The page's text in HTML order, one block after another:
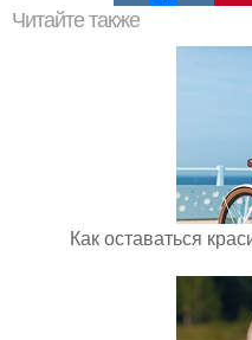
Читайте также
Как оставаться